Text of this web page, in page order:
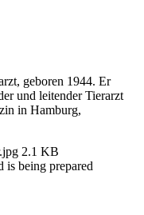
geboren 1944. Er
und leitender Tierarzt
in Hamburg,
2.1 KB
is being prepared